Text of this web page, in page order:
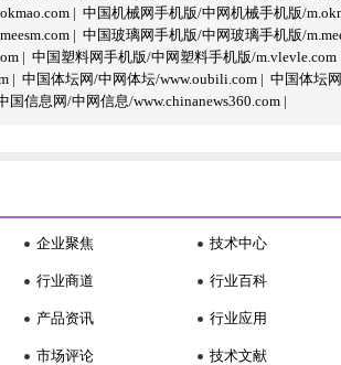
| 中国机械网手机版/中网机械手机版/
| 中国玻璃网手机版/中网玻璃手机版/
| 中国塑料网手机版/中网塑料手机版/m.vlevle.com
| 中国体坛网/中网体坛/www.oubili.com | 中国体坛
国信息网/中网信息/www.chinanews360.com |
企业聚焦
行业商道
产品资讯
市场评论
技术中心
行业百科
行业应用
技术文献